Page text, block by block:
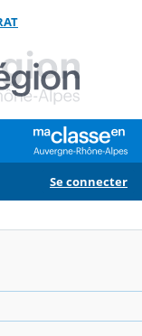
Se connecter